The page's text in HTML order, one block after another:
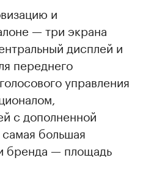
и
— три экрана
дисплей и
переднего
управления
с дополненной
большая
бренда — площадь